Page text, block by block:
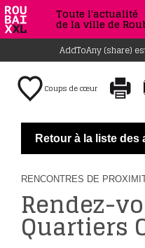
Toute l'actualité
de la ville de
AddToAny (share)
Coups de cœur
Retour à la liste des
RENCONTRES DE
Rendez-
Quartiers